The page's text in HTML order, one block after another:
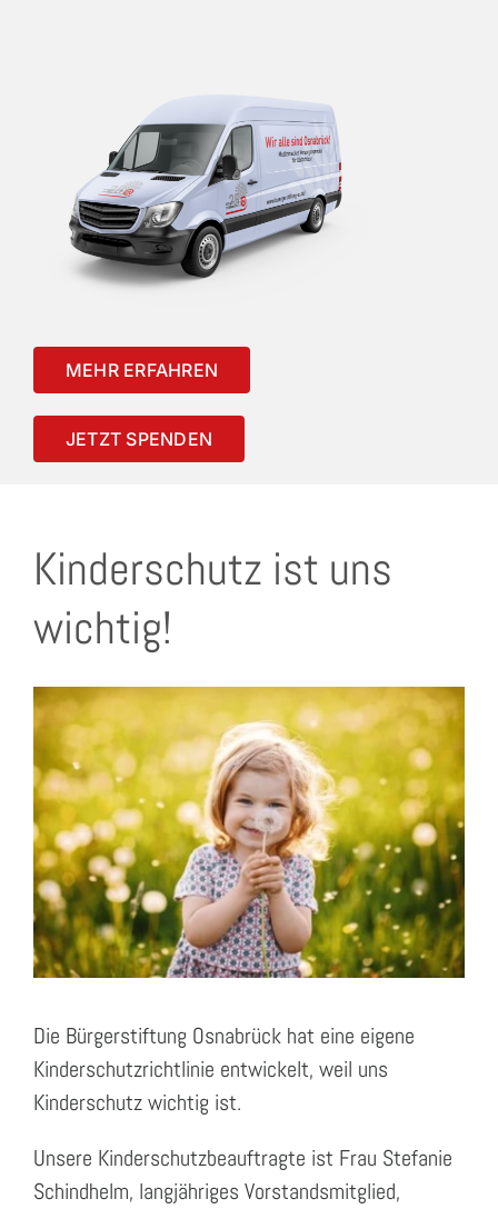
MEHR ERFAHREN
JETZT SPENDEN
Kinderschutz ist uns
wichtig!
Die Bürgerstiftung Osnabrück hat eine eigene
Kinderschutzrichtlinie entwickelt, weil uns
Kinderschutz wichtig ist.
Unsere Kinderschutzbeauftragte ist Frau Stefanie
Schindhelm, langjähriges Vorstandsmitglied,